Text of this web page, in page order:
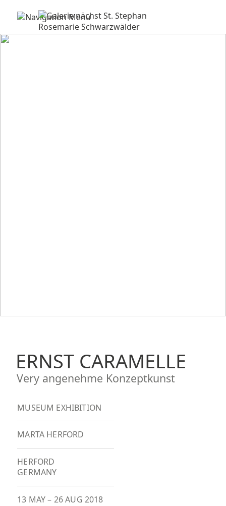
ERNST CARAMELLE
Very angenehme Konzeptkunst
MUSEUM EXHIBITION
MARTA HERFORD
HERFORD
GERMANY
13 MAY– 26 AUG 2018